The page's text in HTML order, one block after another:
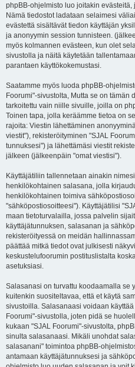
phpBB-ohjelmisto luo joitakin
Nämä tiedostot ladataan selaimesi
evästettä sisältävät tiedon käyttäjän
ja anonyymin session tunnisteen.
myös kolmannen evästeen, kun olet
sivustolla ja näitä käytetään
parantaen käyttökokemustasi.
Saatamme myös luoda phpBB-
Foorumi"-sivustolta, Mutta se on tämän
tarkoitettu vain niille sivuille, joilla on
Toinen tapa, jolla keräämme tietoa on
rajoita: Viestin lähettäminen
viestit"), rekisteröityminen "SJAL
tunnuksesi") ja lähettämäsi viestit
jälkeen (jälkeenpäin "omat viestisi").
Käyttäjätiliin tallennetaan ainakin
henkilökohtainen salasana, jolla
henkilökohtainen toimiva
"sähköpostiosoitteesi"). Käyttäjätilisi
maan tietoturvalailla, jossa palvelin
käyttäjätunnuksen, salasanan ja
rekisteröityessä on meidän
päättää mitkä tiedot ovat julkisesti
keskustelufoorumin postituslistalta
asetuksiasi.
Salasanasi on turvattu koodaamalla se
kuitenkin suositeltavaa, että et käytä
sivustoilla. Salasanaasi voidaan
Foorumi"-sivustolla, joten pidä se
kukaan "SJAL Foorumi"-sivustolta,
sinulta salasanaasi. Mikäli unohdat
salasanani" toimintoa phpBB-
antamaan käyttäjätunnuksesi ja